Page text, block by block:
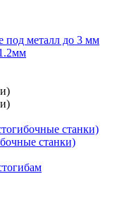
металл до 3 мм
станки)
станки)